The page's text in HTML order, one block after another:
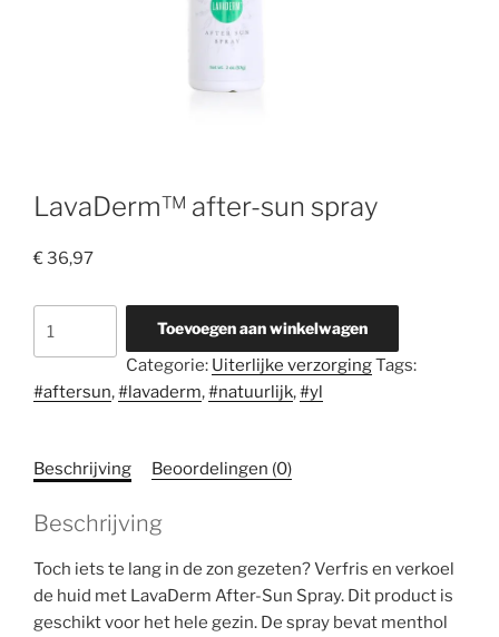
LavaDerm™ after-sun spray
€36,97
spray
Toevoegen aan winkelwagen
Categorie: Uiterlijke verzorgingTags:
#aftersun,#lavaderm,#natuurlijk,#yl
Beschrijving Beoordelingen (0)
Beschrijving
Toch iets te lang in de zon gezeten? Verfris en verkoel
de huid met LavaDerm After-Sun Spray. Dit product is
geschikt voor het hele gezin. De spray bevat menthol